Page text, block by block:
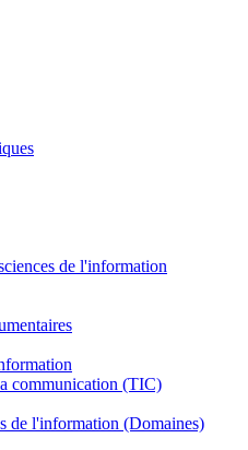
de l'information
communication (TIC)
de l'information (Domaines)